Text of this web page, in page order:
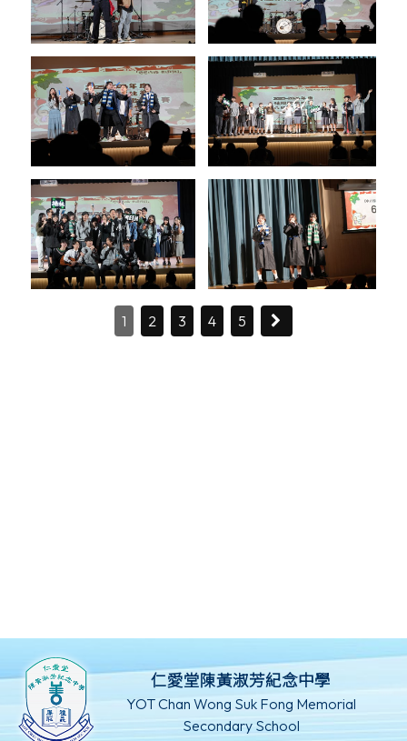
1 2 3 4 5
仁愛堂陳黃淑芳紀念中學
YOT Chan Wong Suk Fong Memorial
Secondary School